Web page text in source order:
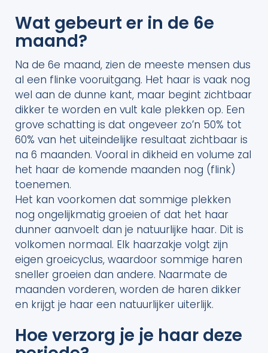
Wat gebeurt er in de 6e
maand?
Na de 6e maand, zien de meeste mensen dus
al een flinke vooruitgang. Het haar is vaak nog
wel aan de dunne kant, maar begint zichtbaar
dikker te worden en vult kale plekken op. Een
grove schatting is dat ongeveer zo’n 50% tot
60% van het uiteindelijke resultaat zichtbaar is
na 6 maanden. Vooral in dikheid en volume zal
het haar de komende maanden nog (flink)
toenemen.
Het kan voorkomen dat sommige plekken
nog ongelijkmatig groeien of dat het haar
dunner aanvoelt dan je natuurlijke haar. Dit is
volkomen normaal. Elk haarzakje volgt zijn
eigen groeicyclus, waardoor sommige haren
sneller groeien dan andere. Naarmate de
maanden vorderen, worden de haren dikker
en krijgt je haar een natuurlijker uiterlijk.
Hoe verzorg je je haar deze